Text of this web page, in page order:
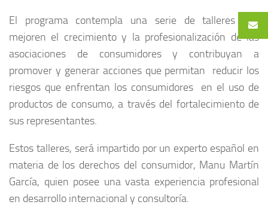
El programa contempla una serie de talleres que
mejoren el crecimiento y la profesionalización de las
asociaciones de consumidores y contribuyan a
promover y generar acciones que permitan reducir los
riesgos que enfrentan los consumidores en el uso de
productos de consumo, a través del fortalecimiento de
sus representantes.
Estos talleres, será impartido por un experto español en
materia de los derechos del consumidor, Manu Martín
García, quien posee una vasta experiencia profesional
en desarrollo internacional y consultoría.